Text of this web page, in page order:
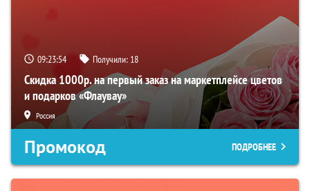
09:23:53 Получили: 18
Скидка 1000р. на первый заказ на маркетплейсе цветов
и подарков «Флаувау»
Россия
Промокод ПОДРОБНЕЕ